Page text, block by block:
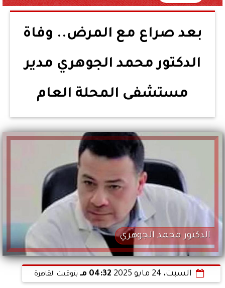
بعد صراع مع المرض.. وفاة
الدكتور محمد الجوهري مدير
مستشفى المحلة العام
الدكتور محمد الجوهري
السبت، 24 مايو 2025 04:32 مـ بتوقيت القاهرة